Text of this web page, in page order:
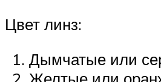
Цвет линз:
Дымчатые или